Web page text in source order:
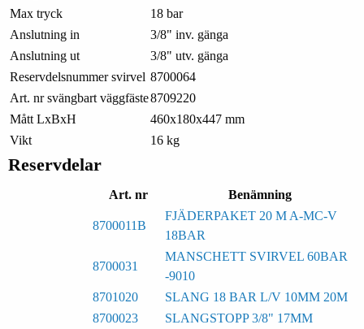
Max tryck
18 bar
Anslutning in
3/8" inv. gänga
Anslutning ut
3/8" utv. gänga
Reservdelsnummer svirvel 8700064
Art. nr svängbart väggfäste8709220
Mått LxBxH
460x180x447 mm
Vikt
16 kg
Reservdelar
Art. nr Benämning
8700011B
FJÄDERPAKET 20 M A-MC-V
18BAR
8700031
MANSCHETT SVIRVEL 60BAR
-9010
8701020
SLANG 18 BAR L/V 10MM 20M
8700023
SLANGSTOPP 3/8" 17MM